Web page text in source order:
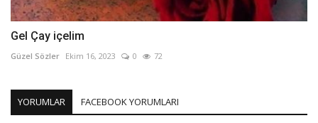
Gel Çay içelim
Güzel Sözler Ekim 16, 2023 0 72
YORUMLAR FACEBOOK YORUMLARI